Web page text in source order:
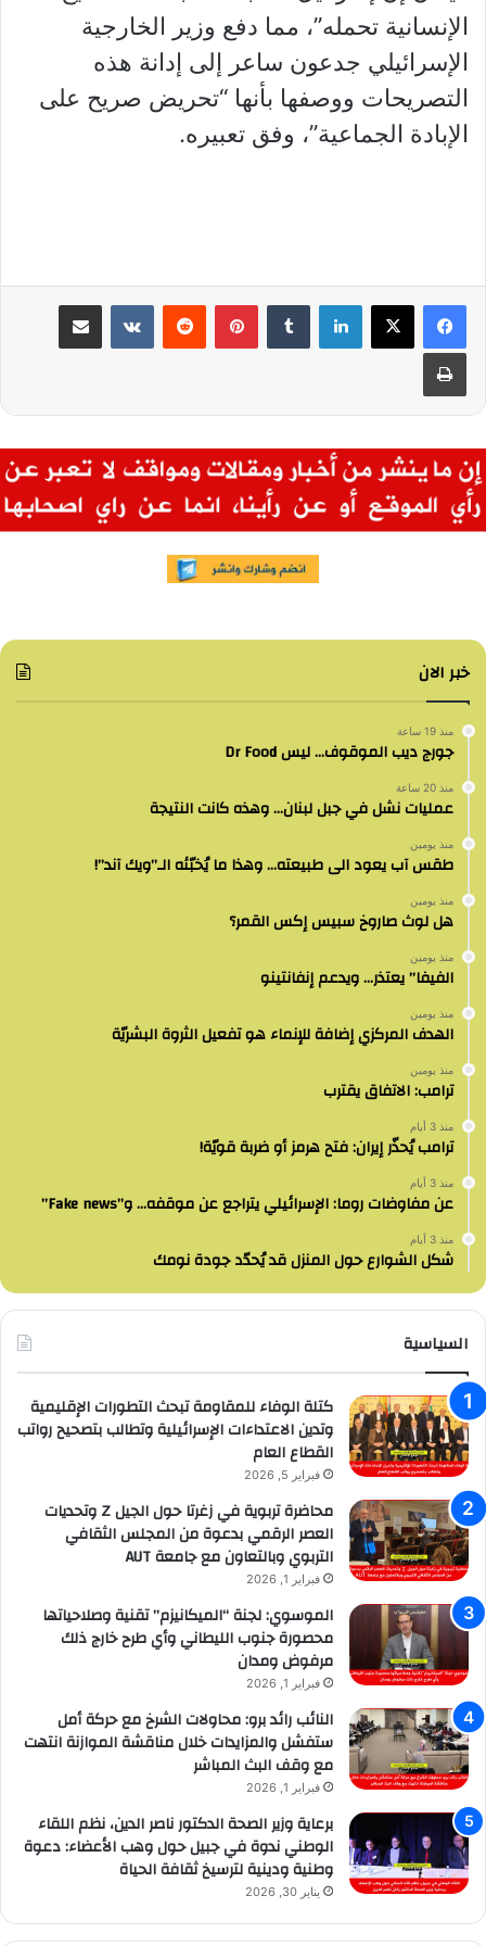
الإنسانية تحمله”، مما دفع وزير الخارجية
الإسرائيلي جدعون ساعر إلى إدانة هذه
التصريحات ووصفها بأنها “تحريض صريح على
الإبادة الجماعية”، وفق تعبيره.
لينكدإن بينتيريست مشاركة عبر البريد
طباعة
خبر الان
منذ 19 ساعة
جورج ديب الموقوف… ليس Dr Food
منذ 20 ساعة
عمليات نشل في جبل لبنان… وهذه كانت النتيجة
منذ يومين
طقس آب يعود الى طبيعته… وهذا ما يُخبّئه الـ”ويك آند”!
منذ يومين
هل لوث صاروخ سبيس إكس القمر؟
منذ يومين
الفيفا” يعتذر… ويدعم إنفانتينو
منذ يومين
الهدف المركزي إضافة للإنماء هو تفعيل الثروة البشريّة
منذ يومين
ترامب: الاتفاق يقترب
منذ 3 أيام
ترامب يُحذّر إيران: فتح هرمز أو ضربة قويّة!
منذ 3 أيام
عن مفاوضات روما: الإسرائيلي يتراجع عن موقفه… و”Fake news”
منذ 3 أيام
شكل الشوارع حول المنزل قد يُحدّد جودة نومك
السياسية
كتلة الوفاء للمقاومة تبحث التطورات الإقليمية
وتدين الاعتداءات الإسرائيلية وتطالب بتصحيح رواتب
القطاع العام
فبراير 5, 2026
محاضرة تربوية في زغرتا حول الجيل Z وتحديات
العصر الرقمي بدعوة من المجلس الثقافي
التربوي وبالتعاون مع جامعة AUT
فبراير 1, 2026
الموسوي: لجنة “الميكانيزم” تقنية وصلاحياتها
محصورة جنوب الليطاني وأي طرح خارج ذلك
مرفوض ومدان
فبراير 1, 2026
النائب رائد برو: محاولات الشرخ مع حركة أمل
ستفشل والمزايدات خلال مناقشة الموازنة انتهت
مع وقف البث المباشر
فبراير 1, 2026
برعاية وزير الصحة الدكتور ناصر الدين، نظم اللقاء
الوطني ندوة في جبيل حول وهب الأعضاء: دعوة
وطنية ودينية لترسيخ ثقافة الحياة
يناير 30, 2026